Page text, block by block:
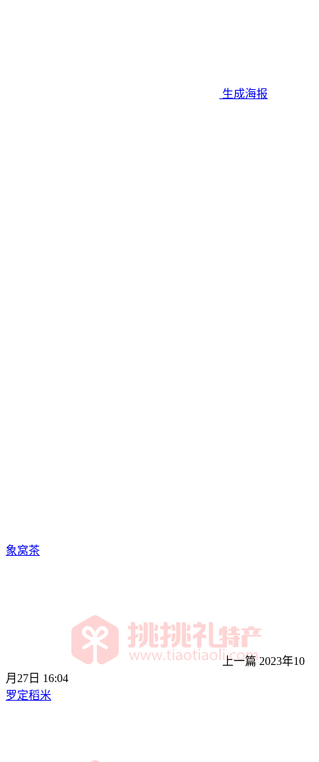
生成海报
象窝茶
上一篇 2023年10
月27日 16:04
罗定稻米